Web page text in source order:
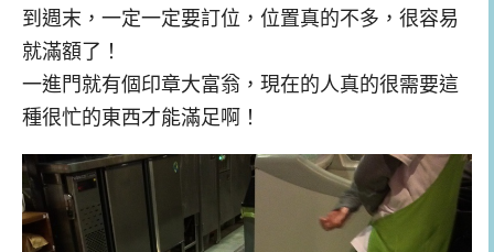
到週末，一定一定要訂位，位置真的不多，很容易
就滿額了！
一進門就有個印章大富翁，現在的人真的很需要這
種很忙的東西才能滿足啊！